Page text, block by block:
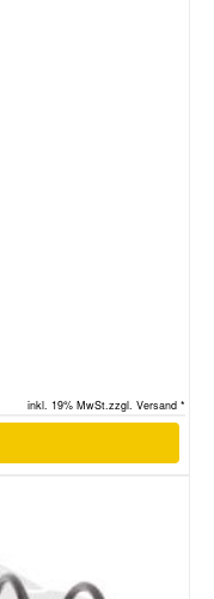
inkl. 19% MwSt.zzgl. Versand *